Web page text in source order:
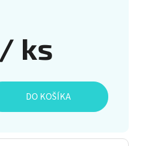
/ ks
DO KOŠÍKA